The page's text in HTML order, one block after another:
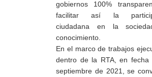
gobiernos 100%
facilitar así la
ciudadana en la
conocimiento.
En el marco de trabajos
dentro de la RTA, en fecha
septiembre de 2021, se